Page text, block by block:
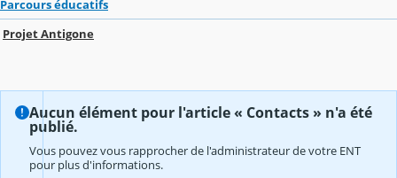
Parcours éducatifs
Projet Antigone
Aucun élément pour l'article « Contacts » n'a été
publié.
Vous pouvez vous rapprocher de l'administrateur de votre ENT
pour plus d'informations.